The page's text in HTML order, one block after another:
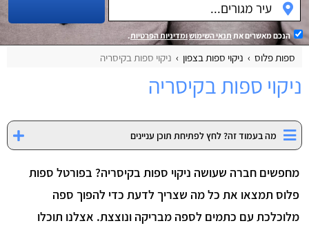
הנכם מאשרים אתתנאי השימושומדיניות הפרטיות.
ספות פלוס ניקוי ספות בצפון ניקוי ספות בקיסריה
ניקוי ספות בקיסריה
מה בעמוד זה? לחץ לפתיחת תוכן עניינים
מחפשים חברה שעושה ניקוי ספות בקיסריה? בפורטל ספות
פלוס תמצאו את כל מה שצריך לדעת כדי להפוך ספה
מלוכלכת עם כתמים לספה מבריקה ונוצצת. אצלנו תוכלו